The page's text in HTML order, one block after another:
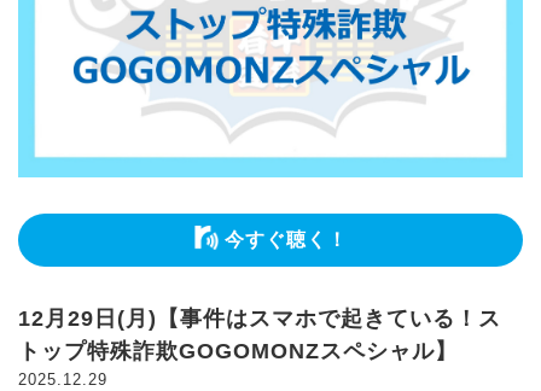
今すぐ聴く！
12月29日(月)【事件はスマホで起きている！ス
トップ特殊詐欺GOGOMONZスペシャル】
2025.12.29